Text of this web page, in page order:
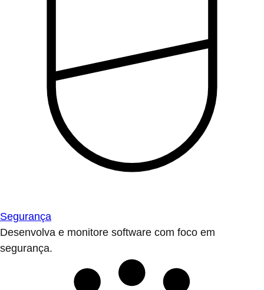
Segurança
Desenvolva e monitore software com foco em
segurança.